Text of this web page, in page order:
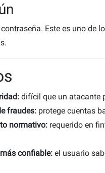
Este es uno de
difícil que un atacante
fraudes: protege cuentas
normativo: requerido en
confiable: el usuario